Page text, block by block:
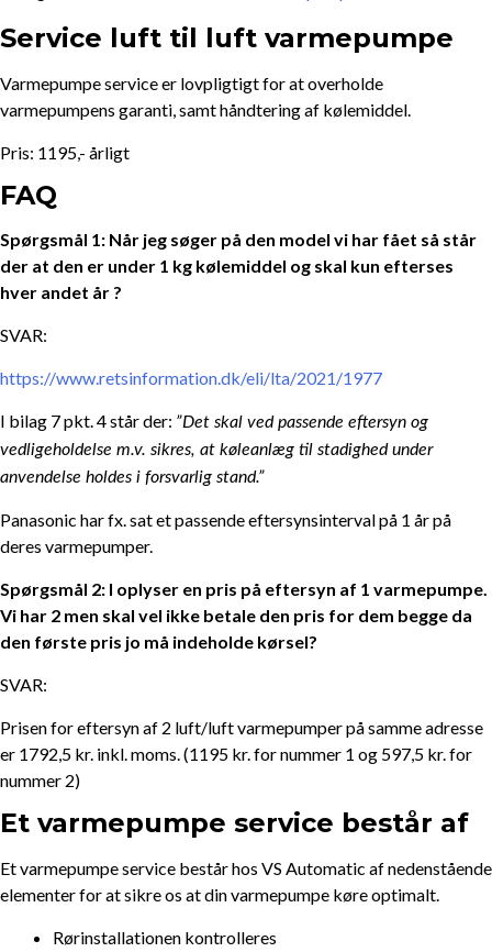
Service luft til luft varmepumpe
Varmepumpe service er lovpligtigt for at overholde
varmepumpens garanti, samt håndtering af kølemiddel.
Pris: 1195,- årligt
FAQ
Spørgsmål 1: Når jeg søger på den model vi har fået så står
der at den er under 1 kg kølemiddel og skal kun efterses
hver andet år ?
SVAR:
https://www.retsinformation.dk/eli/lta/2021/1977
I bilag 7 pkt. 4 står der: ”Det skal ved passende eftersyn og
vedligeholdelse m.v. sikres, at køleanlæg til stadighed under
anvendelse holdes i forsvarlig stand.”
Panasonic har fx. sat et passende eftersynsinterval på 1 år på
deres varmepumper.
Spørgsmål 2: I oplyser en pris på eftersyn af 1 varmepumpe.
Vi har 2 men skal vel ikke betale den pris for dem begge da
den første pris jo må indeholde kørsel?
SVAR:
Prisen for eftersyn af 2 luft/luft varmepumper på samme adresse
er 1792,5 kr. inkl. moms. (1195 kr. for nummer 1 og 597,5 kr. for
nummer 2)
Et varmepumpe service består af
Et varmepumpe service består hos VS Automatic af nedenstående
elementer for at sikre os at din varmepumpe køre optimalt.
Rørinstallationen kontrolleres